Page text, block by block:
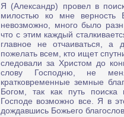
Я (Александр) провел в
милостью ко мне верность
невозможно, много было
что с этим каждый
главное не отчаиваться, а
пожелать всем, кто ищет
следовали за Христом до
слову Господню, не
кратковременные земные
Богом, так как путь
Господе возможно все. Я в
дождавшись Божьего